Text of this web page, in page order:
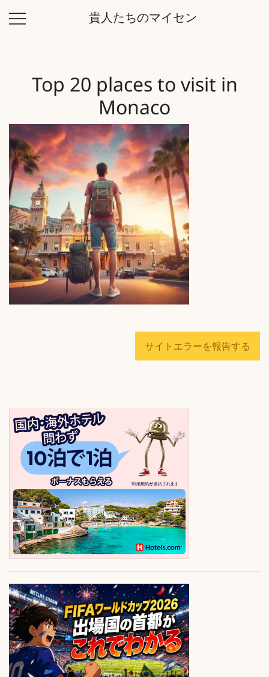
貴人たちのマイセン
Top 20 places to visit in
Monaco
サイトエラーを報告する